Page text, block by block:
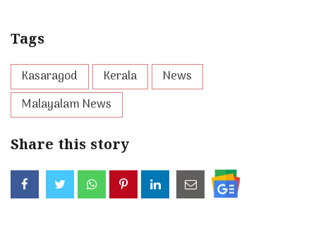
Tags
Kasaragod Kerala
News
Malayalam News
Share this story